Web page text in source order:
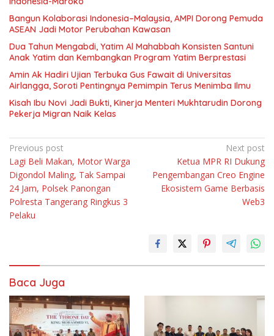
Bangun Kolaborasi Indonesia–Malaysia, AMPI Dorong Pemuda
ASEAN Jadi Motor Perubahan Kawasan
Dua Tahun Mengabdi, Yatim Al Mahabbah Konsisten Santuni
Anak Yatim dan Kembangkan Program Yatim Berprestasi
Amin Ak Hadiri Ujian Terbuka Gus Fawait di Universitas
Airlangga, Soroti Pentingnya Pemimpin Terus Menimba Ilmu
Kisah Ibu Novi Jadi Bukti, Kinerja Menteri Mukhtarudin Dorong
Pekerja Migran Naik Kelas
Navigasi
pos
Previous post
Lagi Beli Makan, Motor Warga
Digondol Maling, Tak Sampai
24 Jam, Polsek Panongan
Polresta Tangerang Ringkus 3
Pelaku
Next post
Ketua MPR RI Dukung
Pengembangan Creo Engine
Ekosistem Game Berbasis
Web3
Baca Juga